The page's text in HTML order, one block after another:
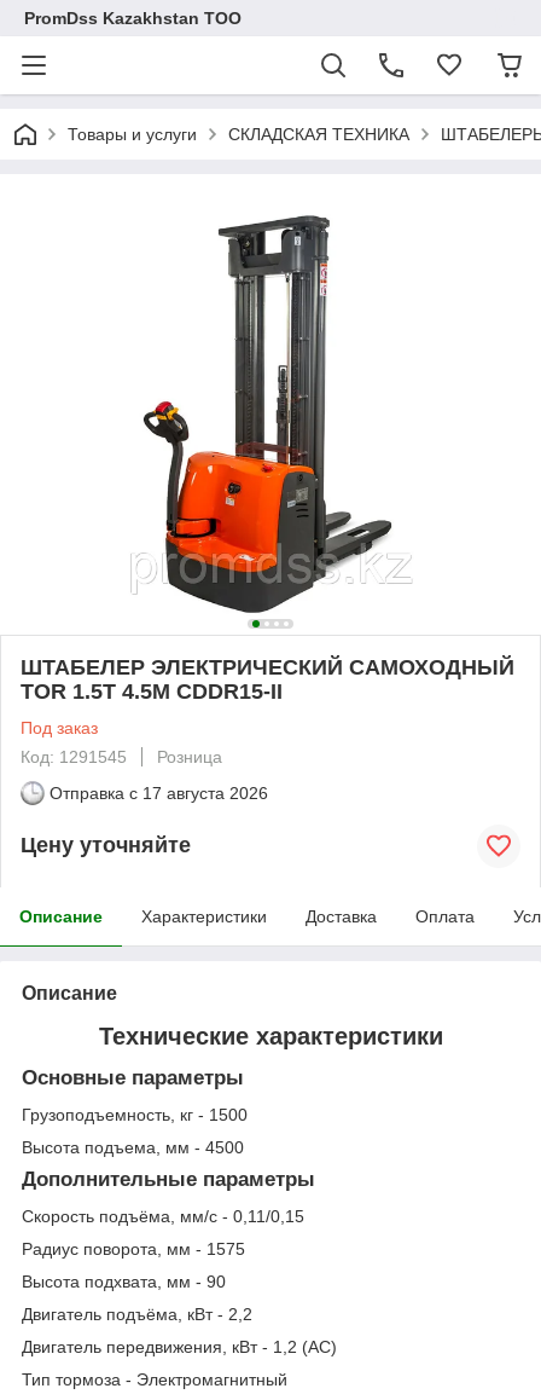
PromDss Kazakhstan TOO
Товары и услуги СКЛАДСКАЯ ТЕХНИКА
ШТАБЕЛЕР ЭЛЕКТРИЧЕСКИЙ САМОХОДНЫЙ
TOR 1.5Т 4.5М CDDR15-II
Под заказ
Код: 1291545
Розница
Отправка с 17 августа 2026
Цену уточняйте
Описание Характеристики Доставка Оплата
Описание
Технические характеристики
Основные параметры
Грузоподъемность, кг - 1500
Высота подъема, мм - 4500
Дополнительные параметры
Скорость подъёма, мм/с - 0,11/0,15
Радиус поворота, мм - 1575
Высота подхвата, мм - 90
Двигатель подъёма, кВт - 2,2
Двигатель передвижения, кВт - 1,2 (АС)
Тип тормоза - Электромагнитный